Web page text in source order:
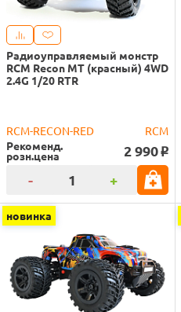
Радиоуправляемый монстр
RCM Recon MT (красный) 4WD
2.4G 1/20 RTR
RCM-RECON-RED
RCM
Рекоменд.
розн.цена 2 990 o
- +
новинка